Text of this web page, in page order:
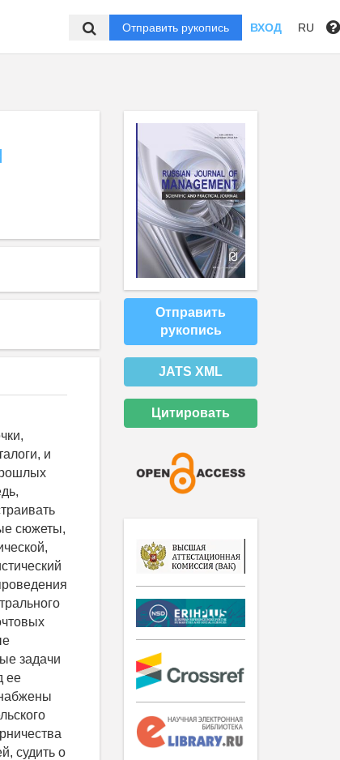
Отправить рукопись ВХОД RU
и
сюжеты,
задачи
ее
судить о
Отправить
рукопись
JATS XML
Цитировать